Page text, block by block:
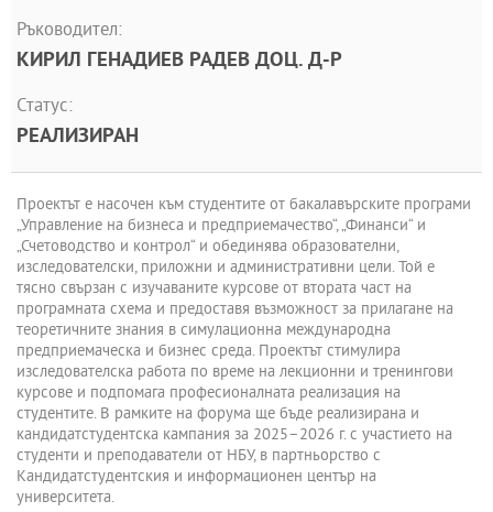
Ръководител:
КИРИЛ ГЕНАДИЕВ РАДЕВ ДОЦ. Д-Р
Статус:
РЕАЛИЗИРАН
Проектът е насочен към студентите от бакалавърските програми
„Управление на бизнеса и предприемачество“, „Финанси“ и
„Счетоводство и контрол“ и обединява образователни,
изследователски, приложни и административни цели. Той е
тясно свързан с изучаваните курсове от втората част на
програмната схема и предоставя възможност за прилагане на
теоретичните знания в симулационна международна
предприемаческа и бизнес среда. Проектът стимулира
изследователска работа по време на лекционни и тренингови
курсове и подпомага професионалната реализация на
студентите. В рамките на форума ще бъде реализирана и
кандидатстудентска кампания за 2025–2026 г. с участието на
студенти и преподаватели от НБУ, в партньорство с
Кандидатстудентския и информационен център на
университета.